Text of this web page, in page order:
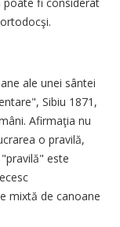
ale unei sântei
Sibiu 1871,
Afirmaţia nu
o pravilă,
este
mixtă de canoane